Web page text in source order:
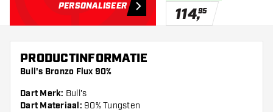
PERSONALISEER 114,95
PRODUCTINFORMATIE
Bull's Bronzo Flux 90%
Dart Merk: Bull's
Dart Materiaal: 90% Tungsten